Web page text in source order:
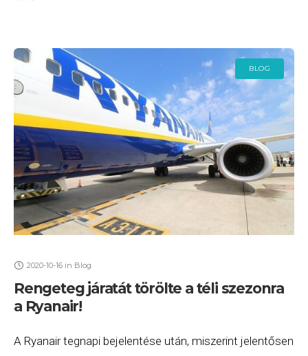
BLOG
2020-10-16 in Blog
Rengeteg járatát törölte a téli szezonra
a Ryanair!
A Ryanair tegnapi bejelentése után, miszerint jelentősen